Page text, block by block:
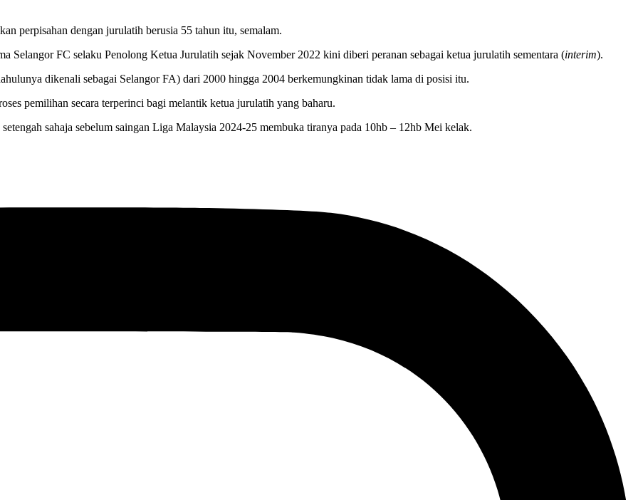
perpisahan dengan jurulatih berusia 55 tahun itu, semalam.
Selangor FC selaku Penolong Ketua Jurulatih sejak November 2022 kini diberi peranan sebagai ketua jurulatih sementara (interim).
dikenali sebagai Selangor FA) dari 2000 hingga 2004 berkemungkinan tidak lama di posisi itu.
pemilihan secara terperinci bagi melantik ketua jurulatih yang baharu.
sahaja sebelum saingan Liga Malaysia 2024-25 membuka tiranya pada 10hb – 12hb Mei kelak.